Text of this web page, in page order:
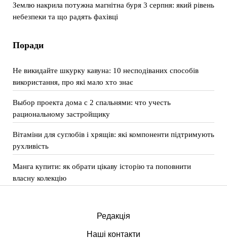
Землю накрила потужна магнітна буря 3 серпня: який рівень
небезпеки та що радять фахівці
Поради
Не викидайте шкурку кавуна: 10 несподіваних способів
використання, про які мало хто знає
Выбор проекта дома с 2 спальнями: что учесть
рациональному застройщику
Вітаміни для суглобів і хрящів: які компоненти підтримують
рухливість
Манга купити: як обрати цікаву історію та поповнити
власну колекцію
Редакція
Наші контакти